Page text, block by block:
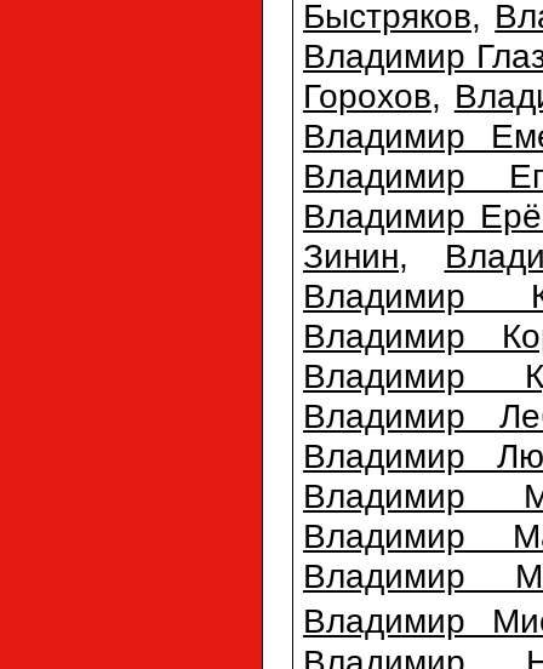
Быстряков,
Владимир
Горохов,
Владимир
Владимир
Владимир
Зинин,
Владимир
Владимир
Владимир
Владимир
Владимир
Владимир
Владимир
Владимир
Владимир